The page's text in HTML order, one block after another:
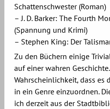
Schattenschwester (Roman)
– J. D. Barker: The Fourth
(Spannung und Krimi)
– Stephen King: Der
Zu den Büchern einige
auf einer wahren Geschichte.
Wahrscheinlichkeit, dass es
in ein Genre einzuordnen.
ich derzeit aus der